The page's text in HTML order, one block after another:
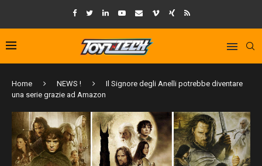
Home NEWS !
Il Signore degli Anelli potrebbe diventare
una serie grazie ad Amazon